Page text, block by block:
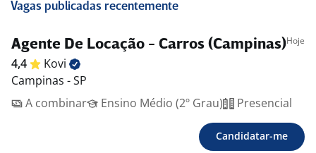
Vagas publicadas recentemente
Agente De Locação - Carros (Campinas)Hoje
4,4
Kovi
Campinas - SP
A combinar
Ensino Médio (2º Grau) Presencial
Candidatar-me